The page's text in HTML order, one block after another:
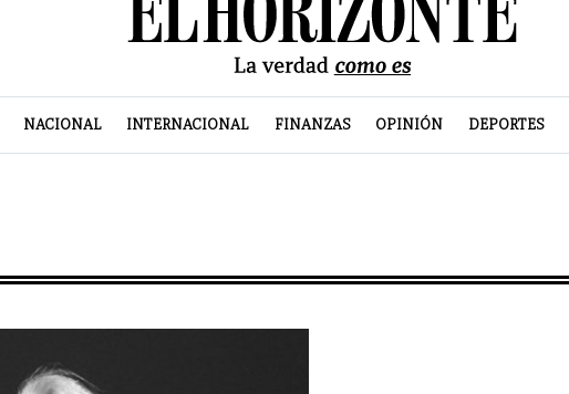
NACIONAL INTERNACIONAL FINANZAS OPINIÓN DEPORTES